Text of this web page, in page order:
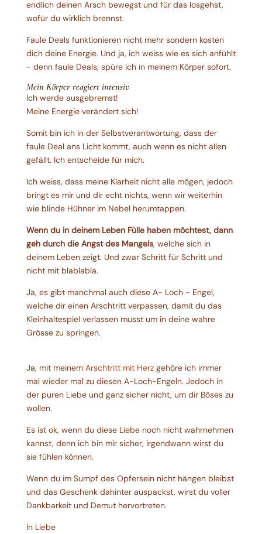
endlich deinen Arsch bewegst und für das losgehst,
wofür du wirklich brennst.
Faule Deals funktionieren nicht mehr sondern kosten
dich deine Energie. Und ja, ich weiss wie es sich anfühlt
- denn faule Deals, spüre ich in meinem Körper sofort.
Mein Körper reagiert intensiv
Ich werde ausgebremst!
Meine Energie verändert sich!
Somit bin ich in der Selbstverantwortung, dass der
faule Deal ans Licht kommt, auch wenn es nicht allen
gefällt. Ich entscheide für mich.
Ich weiss, dass meine Klarheit nicht alle mögen, jedoch
bringt es mir und dir echt nichts, wenn wir weiterhin
wie blinde Hühner im Nebel herumtappen.
Wenn du in deinem Leben Fülle haben möchtest, dann
geh durch die Angst des Mangels, welche sich in
deinem Leben zeigt. Und zwar Schritt für Schritt und
nicht mit blablabla.
Ja, es gibt manchmal auch diese A- Loch - Engel,
welche dir einen Arschtritt verpassen, damit du das
Kleinhaltespiel verlassen musst um in deine wahre
Grösse zu springen.
Ja, mit meinem Arschtritt mit Herzgehöre ich immer
mal wieder mal zu diesen A-Loch-Engeln. Jedoch in
der puren Liebe und ganz sicher nicht, um dir Böses zu
wollen.
Es ist ok, wenn du diese Liebe noch nicht wahrnehmen
kannst, denn ich bin mir sicher, irgendwann wirst du
sie fühlen können.
Wenn du im Sumpf des Opfersein nicht hängen bleibst
und das Geschenk dahinter auspackst, wirst du voller
Dankbarkeit und Demut hervortreten.
In Liebe